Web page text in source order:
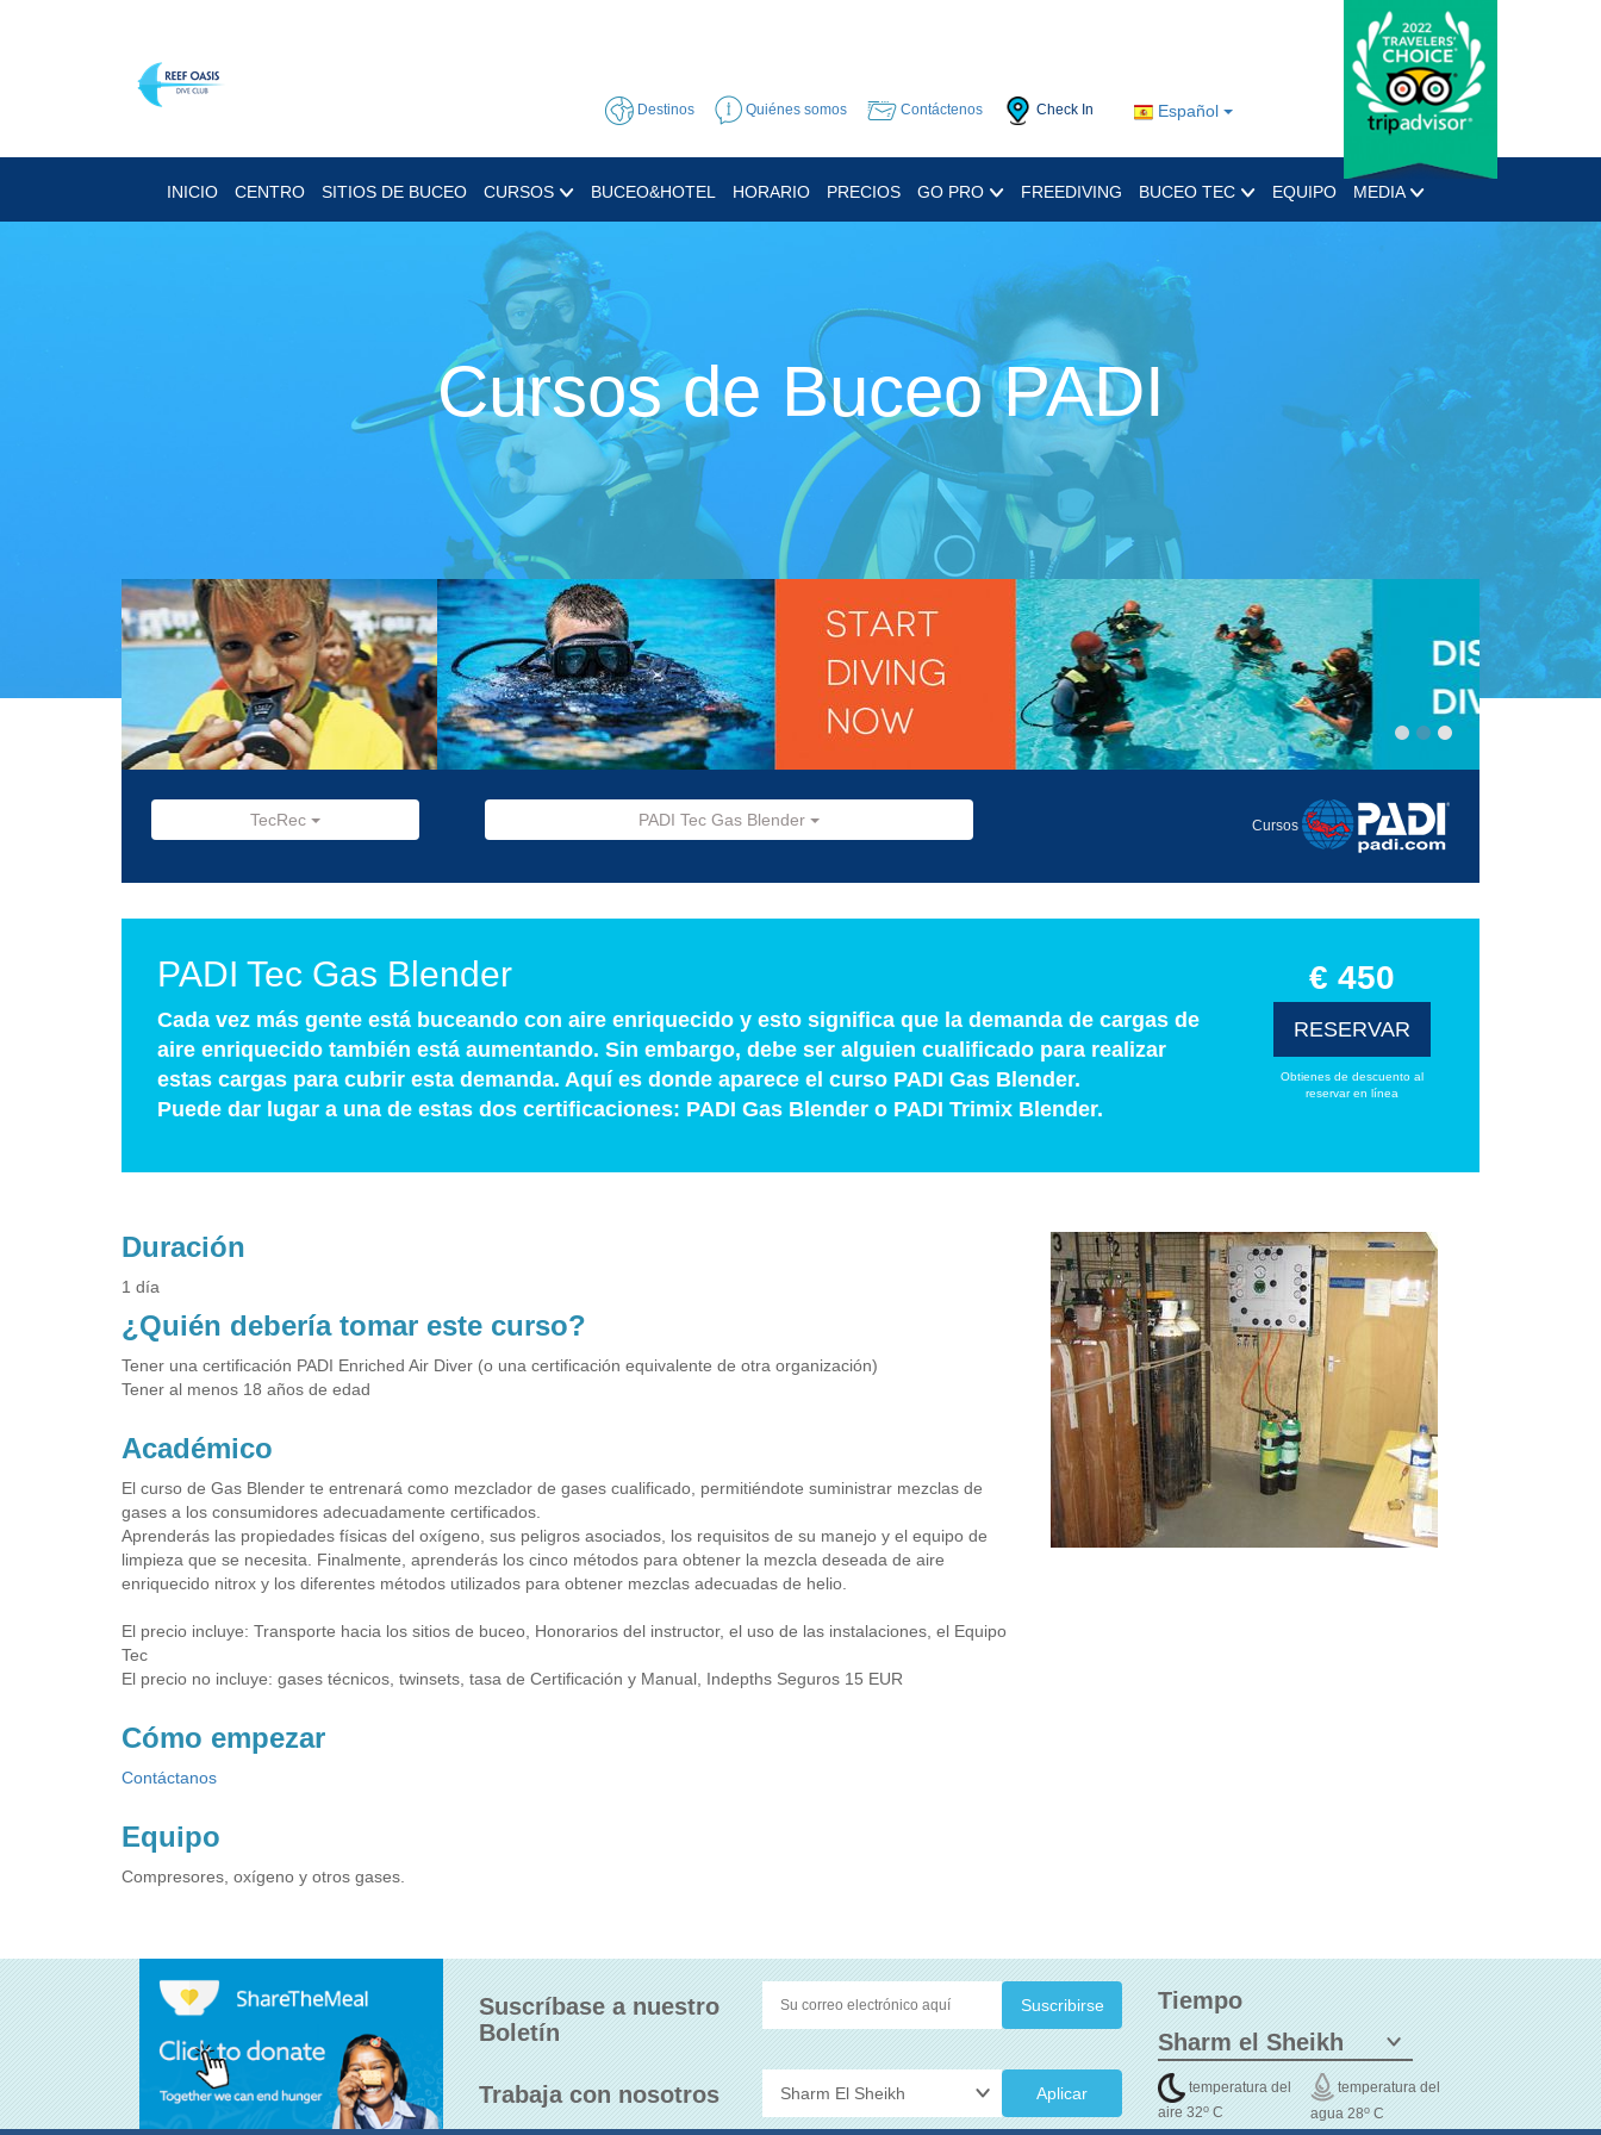
Español
Destinos Quiénes somos Contáctenos Check In
INICIO CENTRO SITIOS DE BUCEO CURSOS BUCEO&HOTEL HORARIO PRECIOS GO PRO FREEDIVING BUCEO TEC EQUIPO MEDIA
Cursos de Buceo PADI
TecRec PADI Tec Gas Blender Cursos
PADI Tec Gas Blender
Cada vez más gente está buceando con aire enriquecido y esto significa que la demanda de cargas de
aire enriquecido también está aumentando. Sin embargo, debe ser alguien cualificado para realizar
estas cargas para cubrir esta demanda. Aquí es donde aparece el curso PADI Gas Blender.
Puede dar lugar a una de estas dos certificaciones: PADI Gas Blender o PADI Trimix Blender.
€ 450
RESERVAR
Obtienes de descuento al
reservar en línea
Duración
1 día
¿Quién debería tomar este curso?
Tener una certificación PADI Enriched Air Diver (o una certificación equivalente de otra organización)
Tener al menos 18 años de edad
Académico
El curso de Gas Blender te entrenará como mezclador de gases cualificado, permitiéndote suministrar mezclas de
gases a los consumidores adecuadamente certificados.
Aprenderás las propiedades físicas del oxígeno, sus peligros asociados, los requisitos de su manejo y el equipo de
limpieza que se necesita. Finalmente, aprenderás los cinco métodos para obtener la mezcla deseada de aire
enriquecido nitrox y los diferentes métodos utilizados para obtener mezclas adecuadas de helio.
El precio incluye: Transporte hacia los sitios de buceo, Honorarios del instructor, el uso de las instalaciones, el Equipo
Tec
El precio no incluye: gases técnicos, twinsets, tasa de Certificación y Manual, Indepths Seguros 15 EUR
Cómo empezar
Contáctanos
Equipo
Compresores, oxígeno y otros gases.
Suscríbase a nuestro
Boletín
Trabaja con nosotros Aplicar
Tiempo
temperatura del
aire 32o C
temperatura del
agua 28oC